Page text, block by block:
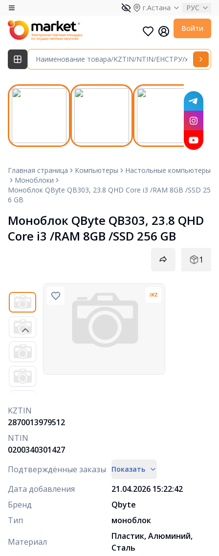
г.Астана РУС
Войти
Главная страница Компьютеры
Настольные компьютеры
Моноблоки
Моноблок QByte QB303, 23.8 QHD Core i3 /RAM 8GB /SSD 25
6 GB
Моноблок QByte QB303, 23.8 QHD
Core i3 /RAM 8GB /SSD 256 GB
1
KZTIN
2870013979512
NTIN
0200340301427
Подтверждённые заказы
Показать
Дата добавления
21.04.2026 15:22:42
Бренд
Qbyte
Тип
моноблок
Материал
Пластик, Алюминий,
Сталь